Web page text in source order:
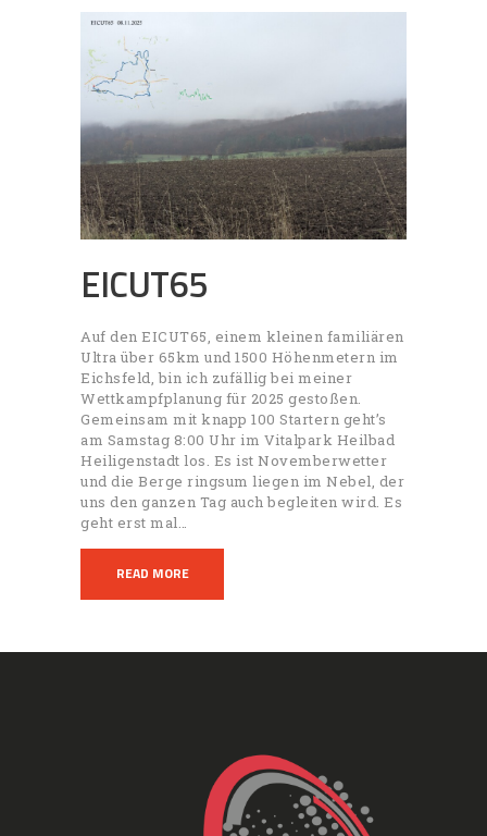
EICUT65
Auf den EICUT65, einem kleinen familiären
Ultra über 65km und 1500 Höhenmetern im
Eichsfeld, bin ich zufällig bei meiner
Wettkampfplanung für 2025 gestoßen.
Gemeinsam mit knapp 100 Startern geht’s
am Samstag 8:00 Uhr im Vitalpark Heilbad
Heiligenstadt los. Es ist Novemberwetter
und die Berge ringsum liegen im Nebel, der
uns den ganzen Tag auch begleiten wird. Es
geht erst mal…
READ MORE